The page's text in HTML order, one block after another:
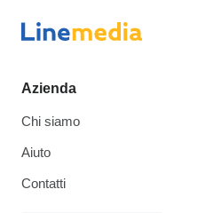
Azienda
Chi siamo
Aiuto
Contatti